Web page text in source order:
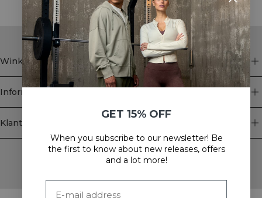
Winkel
Informatie
Klantenservice
Newsletter
Schrijf je voor onze nieuwsbrief! Ontvang exclusieve
GET 15% OFF
When you subscribe to our newsletter! Be
the first to know about new releases, offers
and a lot more!